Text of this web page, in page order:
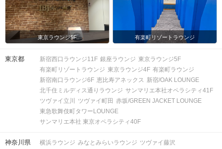
東京ラウンジ5F 有楽町リゾートラウンジ
東京都 新宿西口ラウンジ11F 銀座ラウンジ 東京ラウンジ5F
有楽町リゾートラウンジ 東京ラウンジ4F 有楽町ラウンジ
新宿南口ラウンジ6F 恵比寿アネックス 新宿/OAK LOUNGE
北千住ミルディス通りラウンジ サンマリエ本社オペラシティ41F
ツヴァイ立川
ツヴァイ町田 赤坂/GREEN JACKET LOUNGE
東急歌舞伎町タワーLOUNGE
サンマリエ本社 東京オペラシティ40F
神奈川県 横浜ラウンジ みなとみらいラウンジ ツヴァイ藤沢